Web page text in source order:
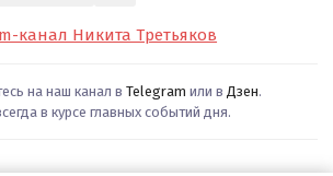
канал Никита Третьяков
на наш канал в Telegram или в Дзен.
в курсе главных событий дня.